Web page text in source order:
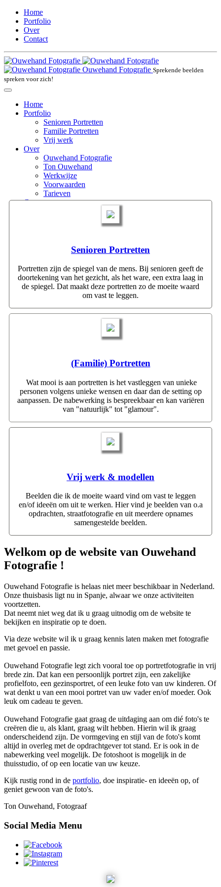
Home
Portfolio
Over
Contact
Ouwehand Fotografie Sprekende beelden
spreken voor zich!
Home
Portfolio
Senioren Portretten
Familie Portretten
Vrij werk
Over
Ouwehand Fotografie
Ton Ouwehand
Werkwijze
Voorwaarden
Tarieven
Contact
Senioren Portretten
Portretten zijn de spiegel van de mens. Bij senioren geeft de
doortekening van het gezicht, als het ware, een extra laag in
de spiegel. Dat maakt deze portretten zo de moeite waard
om vast te leggen.
(Familie) Portretten
Wat mooi is aan portretten is het vastleggen van unieke
personen volgens unieke wensen en daar dan de setting op
aanpassen. De nabewerking is bespreekbaar en kan variëren
van "natuurlijk" tot "glamour".
Vrij werk & modellen
Beelden die ik de moeite waard vind om vast te leggen
en/of ideeën om uit te werken. Hier vind je beelden van o.a
opdrachten, straatfotografie en uit meerdere opnames
samengestelde beelden.
Welkom op de website van Ouwehand
Fotografie !
Ouwehand Fotografie is helaas niet meer beschikbaar in Nederland.
Onze thuisbasis ligt nu in Spanje, alwaar we onze activiteiten
voortzetten.
Dat neemt niet weg dat ik u graag uitnodig om de website te
bekijken en inspiratie op te doen.
Via deze website wil ik u graag kennis laten maken met fotografie
met gevoel en passie.
Ouwehand Fotografie legt zich vooral toe op portretfotografie in vrij
brede zin. Dat kan een persoonlijk portret zijn, een zakelijke
profielfoto, een gezinsportret, of een leuke foto van uw kinderen. Of
wat denkt u van een mooi portret van uw vader en/of moeder. Ook
leuk om cadeau te geven.
Ouwehand Fotografie gaat graag de uitdaging aan om dié foto's te
creëren die u, als klant, graag wilt hebben. Hierin wil ik graag
onderscheidend zijn. De vormgeving en stijl van de foto's komt
altijd in overleg met de opdrachtgever tot stand. Er is ook in de
nabewerking veel mogelijk. De fotoshoot is mogelijk in de
thuisstudio, of op een locatie van uw keuze.
Kijk rustig rond in de portfolio, doe inspiratie- en ideeën op, of
geniet gewoon van de foto's.
Ton Ouwehand, Fotograaf
Social Media Menu